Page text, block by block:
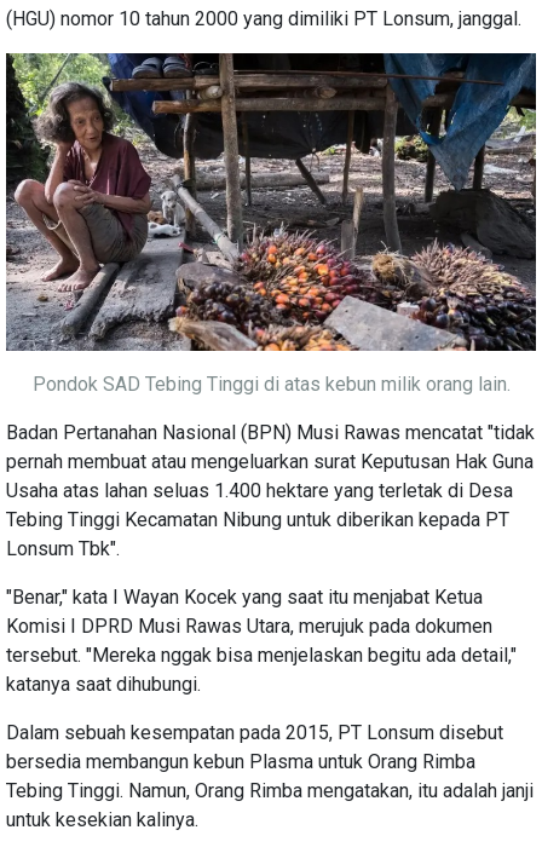
(HGU) nomor 10 tahun 2000 yang dimiliki PT Lonsum, janggal.
Pondok SAD Tebing Tinggi di atas kebun milik orang lain.
Badan Pertanahan Nasional (BPN) Musi Rawas mencatat "tidak
pernah membuat atau mengeluarkan surat Keputusan Hak Guna
Usaha atas lahan seluas 1.400 hektare yang terletak di Desa
Tebing Tinggi Kecamatan Nibung untuk diberikan kepada PT
Lonsum Tbk".
"Benar," kata I Wayan Kocek yang saat itu menjabat Ketua
Komisi I DPRD Musi Rawas Utara, merujuk pada dokumen
tersebut. "Mereka nggak bisa menjelaskan begitu ada detail,"
katanya saat dihubungi.
Dalam sebuah kesempatan pada 2015, PT Lonsum disebut
bersedia membangun kebun Plasma untuk Orang Rimba
Tebing Tinggi. Namun, Orang Rimba mengatakan, itu adalah janji
untuk kesekian kalinya.